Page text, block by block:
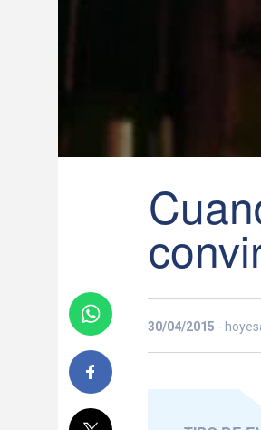
30/04/2015 -